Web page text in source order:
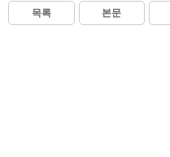
목록 본문